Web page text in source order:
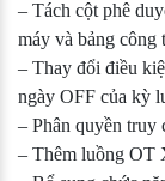
– Tách cột phê
máy và bảng công
– Thay đổi điều
ngày OFF của kỳ
– Phân quyền truy
– Thêm luồng OT